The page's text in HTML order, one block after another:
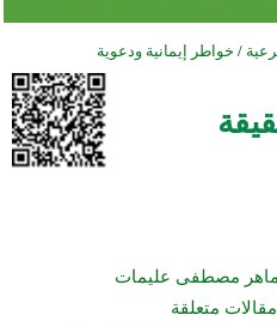
/ خواطر إيمانية ودعوية
ماهر مصطفى عليمات
مقالات متعلقة